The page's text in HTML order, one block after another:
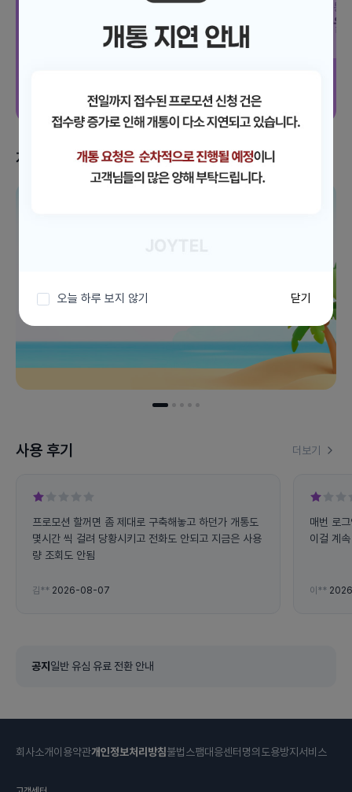
문자 100건
월 12,100원/ 평생할인
통
사용 후기 더보기
프로모션 할꺼면 좀 제대로 구축해놓고 하던가 개통도
몇시간 씩 걸려 당황시키고 전화도 안되고 지금은 사용
량 조회도 안됨
김** 2026-08-07
매번 로
이걸 계
이**
지금 받을 수 있는 혜택 이벤트 더보기
공지 일반 유심 유료 전환 안내
회사소개이용약관개인정보처리방침불법스팸대응센터 명의도용방지서비스
오늘 하루 보지 않기 닫기